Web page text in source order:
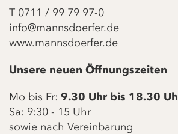
T 0711 / 99 79 97-0
info@mannsdoerfer.de
www.mannsdoerfer.de
Unsere neuen Öffnungszeiten
Mo bis Fr: 9.30 Uhr bis 18.30
Sa: 9:30 - 15 Uhr
sowie nach Vereinbarung